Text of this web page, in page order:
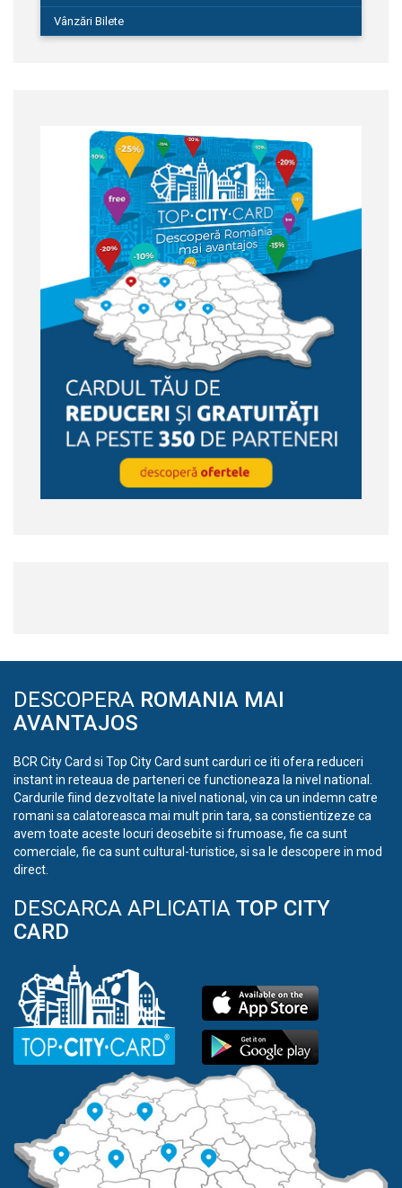
Vânzări Bilete
DESCOPERA ROMANIA MAI
AVANTAJOS
BCR City Card si Top City Card sunt carduri ce iti ofera reduceri
instant in reteaua de parteneri ce functioneaza la nivel national.
Cardurile fiind dezvoltate la nivel national, vin ca un indemn catre
romani sa calatoreasca mai mult prin tara, sa constientizeze ca
avem toate aceste locuri deosebite si frumoase, fie ca sunt
comerciale, fie ca sunt cultural-turistice, si sa le descopere in mod
direct.
DESCARCA APLICATIA TOP CITY
CARD